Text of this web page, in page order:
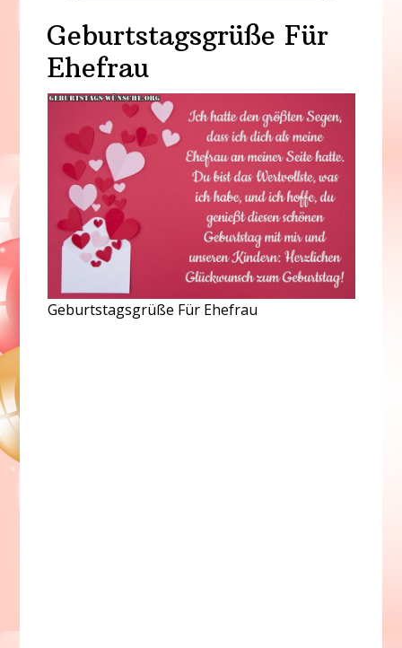
Geburtstagsgrüße Für
Ehefrau
Geburtstagsgrüße Für Ehefrau